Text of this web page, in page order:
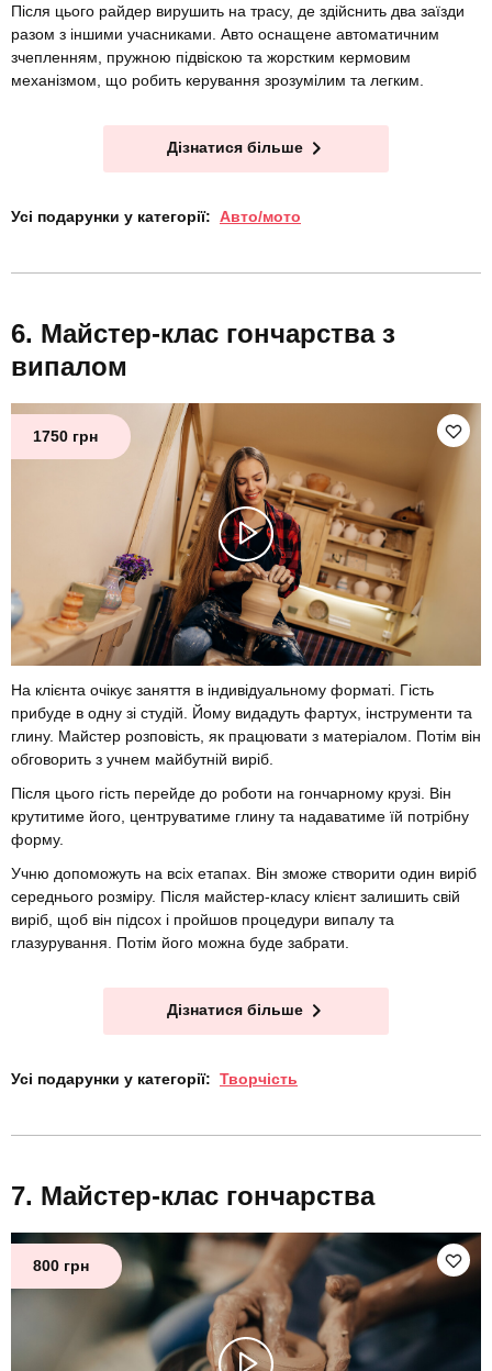
Після цього райдер вирушить на трасу, де здійснить два заїзди
разом з іншими учасниками. Авто оснащене автоматичним
зчепленням, пружною підвіскою та жорстким кермовим
механізмом, що робить керування зрозумілим та легким.
Дізнатися більше
Усі подарунки у категорії: Авто/мото
Майстер-клас гончарства з
випалом
1750 грн
На клієнта очікує заняття в індивідуальному форматі. Гість
прибуде в одну зі студій. Йому видадуть фартух, інструменти та
глину. Майстер розповість, як працювати з матеріалом. Потім він
обговорить з учнем майбутній виріб.
Після цього гість перейде до роботи на гончарному крузі. Він
крутитиме його, центруватиме глину та надаватиме їй потрібну
форму.
Учню допоможуть на всіх етапах. Він зможе створити один виріб
середнього розміру. Після майстер-класу клієнт залишить свій
виріб, щоб він підсох і пройшов процедури випалу та
глазурування. Потім його можна буде забрати.
Дізнатися більше
Усі подарунки у категорії: Творчість
Майстер-клас гончарства
800 грн